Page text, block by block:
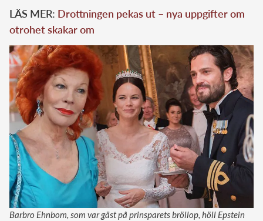
LÄS MER: Drottningen pekas ut – nya uppgifter om
otrohet skakar om
Barbro Ehnbom, som var gäst på prinsparets bröllop, höll Epstein